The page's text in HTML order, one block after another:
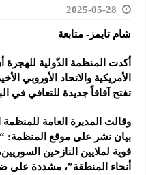
2025-05-28
شام تايمز- متابعة
أكدت المنظمة الدّولية للهجرة
الأمريكية والاتحاد الأوروبي
تفتح آفاقاً جديدة للتعافي في
وقالت المديرة العامة
بيان نشر على موقع المنظمة:
قوية لملايين النازحين
أنحاء المنطقة”، مشددة على